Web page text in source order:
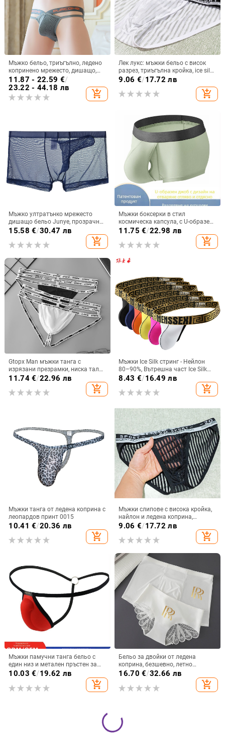
Мъжко бельо, триъгълно, ледено
копринено мрежесто, дишащо,
триизмерно U-изпъкнало, чанта,
къси шорти за млади момчета,
доставка на едро
11.87 - 22.59 €/
23.22 - 44.18 лв
add_shopping_cart
Лек лукс: мъжки бельо с висок
разрез, триъгълна кройка, ice silk
найлон, мека прозираща дантела
9.06 €/17.72 лв
add_shopping_cart
Мъжко ултратънко мрежесто
дишащо бельо Junye, прозрачни
секси боксерки тип „слонски
хобот“, разделени с пистолет
15.58 €/30.47 лв
add_shopping_cart
Мъжки боксерки в стил
космическа капсула, с U-образен
голям джоб от модал, дишащи и
11.75 €/22.98 лв
add_shopping_cart
Gtopx Man мъжки танга с
изрязани презрамки, ниска талия
и отворен гръб
11.74€/22.96 лв
add_shopping_cart
Мъжки Ice Silk стринг - Нейлон
80–90%, Вътрешна част Ice Silk
80–90%, Ниска талия, Едноцветен
8.43 €/16.49 лв
add_shopping_cart
Мъжки танга от ледена коприна с
леопардов принт 0015
10.41 €/20.36 лв
add_shopping_cart
Мъжки слипове с висока кройка,
найлон и ледена коприна,
стъклени ленти, мек и удобен,
9.06 €/17.72 лв
add_shopping_cart
Мъжки памучни танга бельо с
един низ и метален пръстен за
защита на чатала, ниска талия и
10.03 €/19.62 лв
add_shopping_cart
Бельо за двойки от ледена
коприна, безшевно, летно
спортно с дантелен кант
16.70 €/32.66 лв
add_shopping_cart